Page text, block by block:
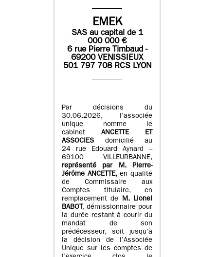
EMEK
SASau capital de 1
000 000€
6 rue Pierre Timbaud -
69200 VENISSIEUX
501 797 708 RCS LYON
Par décisions du
30.06.2026, l’associée
unique nomme le
cabinet ANCETTE ET
ASSOCIES
domicilié au
24 rue Edouard Aynard –
69100 VILLEURBANNE,
représenté par M.Pierre-
Jérôme ANCETTE, en qualité
de Commissaire aux
Comptes titulaire, en
remplacement de M.Lionel
BABOT , démissionnaire pour
la durée restant à courir du
mandat de son
prédécesseur, soit jusqu’à
la décision de l’Associée
Unique sur les comptes de